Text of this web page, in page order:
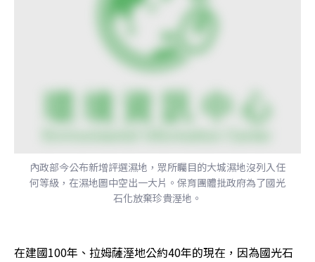
內政部今公布新增評選濕地，眾所矚目的大城濕地沒列入任
何等級，在濕地圖中空出一大片。保育團體批政府為了國光
石化放棄珍貴溼地。
在建國100年、拉姆薩溼地公約40年的現在，因為國光石